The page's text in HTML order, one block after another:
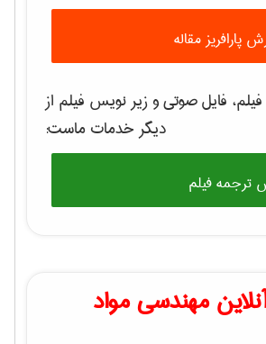
پارافریز مقاله
فایل صوتی و زیر نویس فیلم از
دیگر خدمات ماست:
ترجمه فیلم
مهندسی مواد